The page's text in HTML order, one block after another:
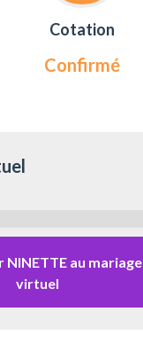
Cotation
Confirmé
NINETTE au mariage
virtuel